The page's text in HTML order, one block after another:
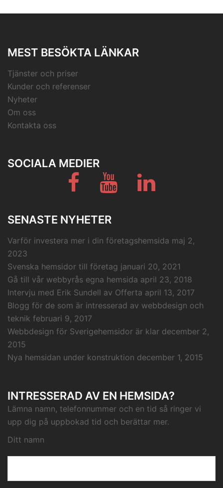
MEST BESÖKTA LÄNKAR
Tjänster och priser
Kunder och referenser
Nyheter
Om oss
Kontakta oss
SOCIALA MEDIER
Facebook Youtube
SENASTE NYHETER
Varför investera mer i din företagshemsida maj 2,
2023
Svenska hemsidor till företag januari 20, 2021
Gå till vår webbyrås egna hemsida april 23, 2018
Intervju med Erik Sundell av Offerta april 13, 2017
Blogg för de som är intresserad av webbdesign och
teknik februari 9, 2017
Webbdesign för Sverigehemsidor är klar december 2,
2015
Nya hemsidan under konstruktion december 1, 2015
INTRESSERAD AV EN HEMSIDA?
Lämna namn, telefonnummer och en tid så ringer vi
upp dig på uppbokad tid och berättar mer.
Ditt namn